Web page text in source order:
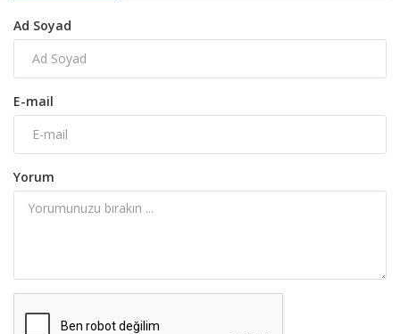
Ad Soyad
E-mail
Yorum